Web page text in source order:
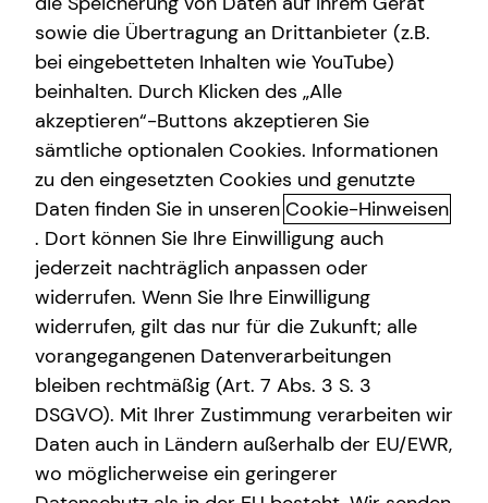
Volker Schreiner kennenlernen in
Heidelberg
Ich bin gerne Dein persönlicher Ansprechpartner vor Ort.
Hier erfährst Du mehr über mich.
Über mich
Als Fachtrainer für Vorsorge und Versicherungen begleite
ich unsere jungen Vertriebspartner von den Anfängen bis
zur Sachkundeprüfung zur Versicherungsfachfrau / zum
Versicherungsfachmann bei der IHK. Aber auch für die
"alten Hasen" bin ich Ansprechpartner für alle Fragen aus
diesen Bereichen.
sowie die Übertragung an Drittanbieter (z.B.
bei eingebetteten Inhalten wie YouTube)
beinhalten. Durch Klicken des „Alle
akzeptieren“-Buttons akzeptieren Sie
sämtliche optionalen Cookies. Informationen
zu den eingesetzten Cookies und genutzte
Daten finden Sie in unseren Cookie-Hinweisen
. Dort können Sie Ihre Einwilligung auch
jederzeit nachträglich anpassen oder
widerrufen. Wenn Sie Ihre Einwilligung
widerrufen, gilt das nur für die Zukunft; alle
vorangegangenen Datenverarbeitungen
bleiben rechtmäßig (Art. 7 Abs. 3 S. 3
DSGVO). Mit Ihrer Zustimmung verarbeiten wir
Daten auch in Ländern außerhalb der EU/EWR,
wo möglicherweise ein geringerer